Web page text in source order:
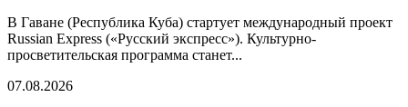
В Гаване (Республика Куба) стартует международный проект
Russian Express («Русский экспресс»). Культурно-
просветительская программа станет...
07.08.2026